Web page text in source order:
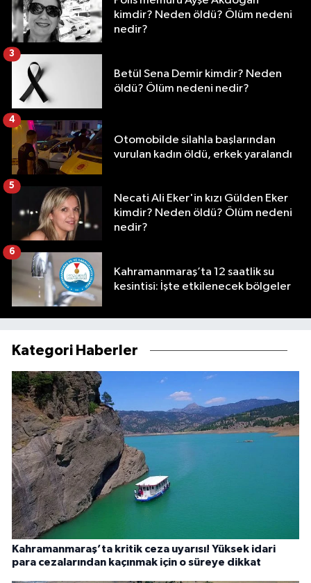
kimdir? Neden öldü? Ölüm nedeni
nedir?
Betül Sena Demir kimdir? Neden
öldü? Ölüm nedeni nedir?
3
Otomobilde silahla başlarından
vurulan kadın öldü, erkek yaralandı
4
Necati Ali Eker'in kızı Gülden Eker
kimdir? Neden öldü? Ölüm nedeni
nedir?
5
Kahramanmaraş’ta 12 saatlik su
kesintisi: İşte etkilenecek bölgeler
6
Kategori Haberler
Kahramanmaraş’ta kritik ceza uyarısı! Yüksek idari
para cezalarından kaçınmak için o süreye dikkat